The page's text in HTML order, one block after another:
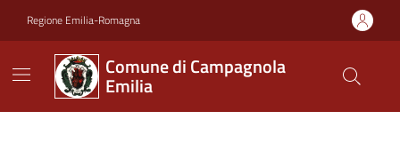
Regione Emilia-Romagna
Comune di Campagnola
Emilia